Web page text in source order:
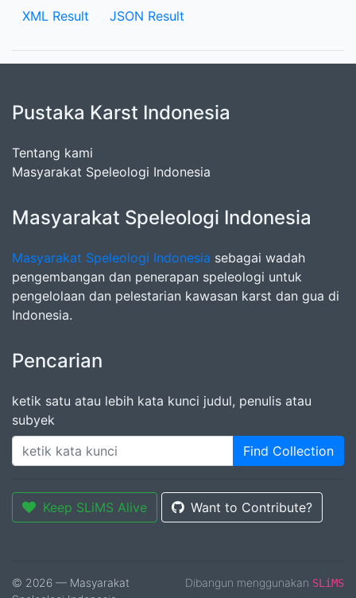
XML Result JSON Result
Pustaka Karst Indonesia
Tentang kami
Masyarakat Speleologi Indonesia
Masyarakat Speleologi Indonesia
Masyarakat Speleologi Indonesia sebagai wadah
pengembangan dan penerapan speleologi untuk
pengelolaan dan pelestarian kawasan karst dan gua di
Indonesia.
Pencarian
ketik satu atau lebih kata kunci judul, penulis atau
subyek
Find Collection
Keep SLiMS Alive Want to Contribute?
© 2026 — Masyarakat
Dibangun menggunakan SLiMS